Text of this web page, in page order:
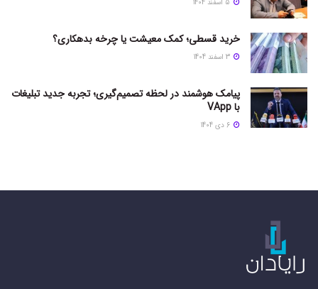
خرید قسطی؛ کمک معیشت یا چرخه بدهکاری؟
پیامک هوشمند در لحظه تصمیم‌گیری؛ تجربه جدید تبلیغات
با VApp